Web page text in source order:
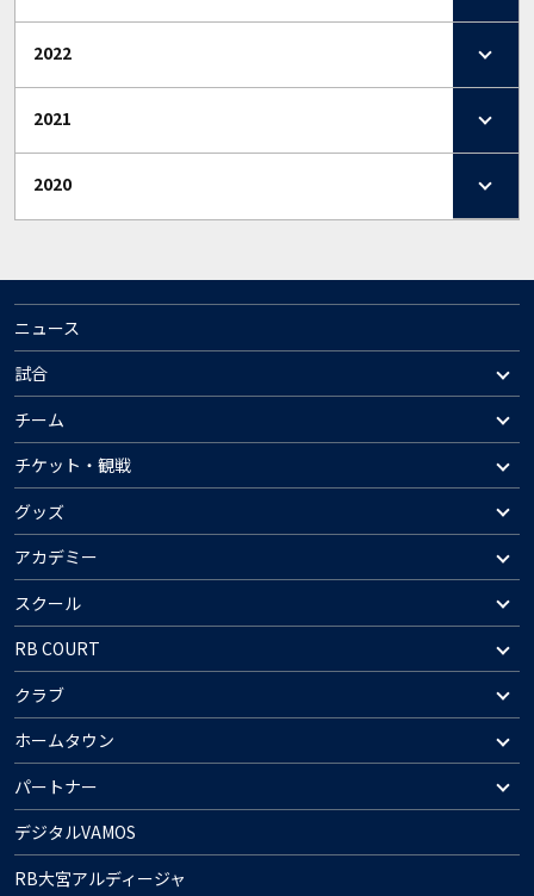
2022
2021
2020
ニュース
試合
チーム
チケット・観戦
グッズ
アカデミー
スクール
RB COURT
クラブ
ホームタウン
パートナー
デジタルVAMOS
RB大宮アルディージャ